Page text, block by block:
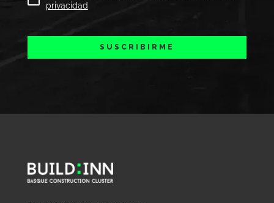
privacidad
SUSCRIBIRME